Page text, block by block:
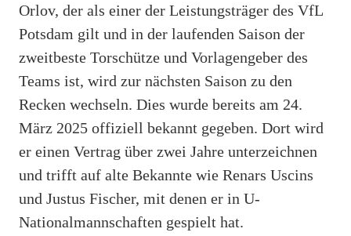
Orlov, der als einer der Leistungsträger des VfL
Potsdam gilt und in der laufenden Saison der
zweitbeste Torschütze und Vorlagengeber des
Teams ist, wird zur nächsten Saison zu den
Recken wechseln. Dies wurde bereits am 24.
März 2025 offiziell bekannt gegeben. Dort wird
er einen Vertrag über zwei Jahre unterzeichnen
und trifft auf alte Bekannte wie Renars Uscins
und Justus Fischer, mit denen er in U-
Nationalmannschaften gespielt hat.